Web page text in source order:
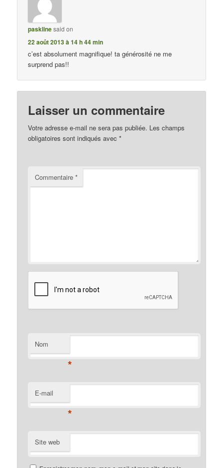
pasklinesaid on
22 août 2013 à 14 h 44 min
c’est absolument magnifique! ta générosité ne me
surprend pas!!
Laisser un commentaire
Votre adresse e-mail ne sera pas publiée. Les champs
obligatoires sont indiqués avec*
Commentaire*
Nom
*
E-mail
*
Site web